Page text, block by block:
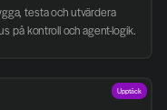
testa och utvärdera
på kontroll och agent-logik.
Upptäck